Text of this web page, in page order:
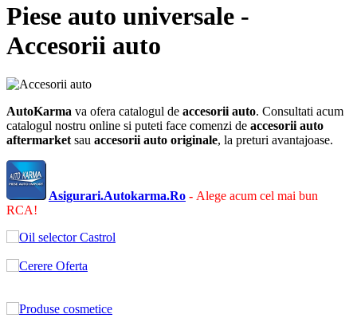
Piese auto universale -
Accesorii auto
AutoKarma va ofera catalogul de accesorii auto. Consultati acum
catalogul nostru online si puteti face comenzi de accesorii auto
aftermarketsau accesorii auto originale, la preturi avantajoase.
Asigurari.Autokarma.Ro - Alege acum cel mai bun
RCA!